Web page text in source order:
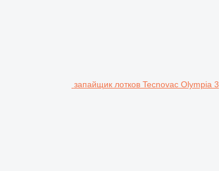
запайщик лотков Tecnovac Olympia 3